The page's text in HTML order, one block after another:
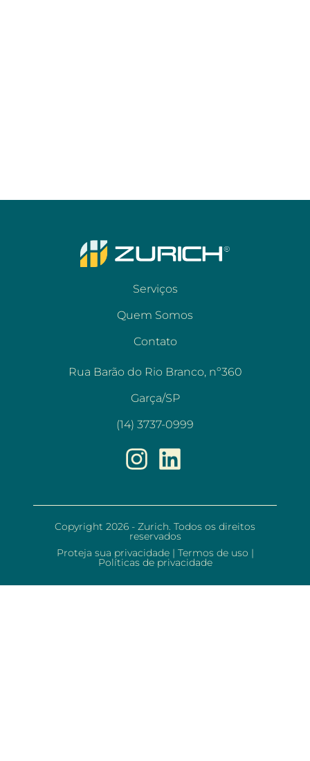
Serviços
Quem Somos
Contato
Rua Barão do Rio Branco, nº360
Garça/SP
(14) 3737-0999
Copyright 2026 - Zurich. Todos os direitos
reservados
Proteja sua privacidade | Termos de uso |
Políticas de privacidade